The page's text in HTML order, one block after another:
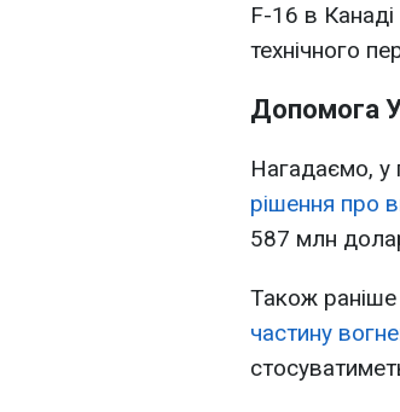
F-16 в Канаді
технічного
Допомога
Нагадаємо, у
рішення про
587 млн
Також
частину